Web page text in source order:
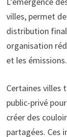
villes, permet
distribution
organisation
et les émissions.
Certaines villes
public-privé
créer des
partagées. Ces